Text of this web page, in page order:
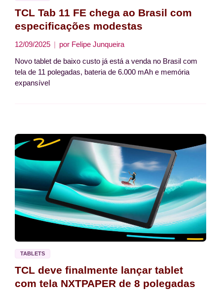
TCL Tab 11 FE chega ao Brasil com
especificações modestas
12/09/2025 por Felipe Junqueira
Novo tablet de baixo custo já está a venda no Brasil com
tela de 11 polegadas, bateria de 6.000 mAh e memória
expansível
TABLETS
TCL deve finalmente lançar tablet
com tela NXTPAPER de 8 polegadas